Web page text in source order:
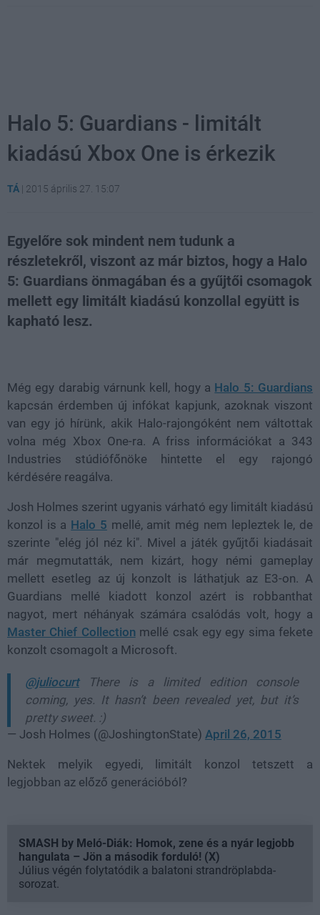
Halo 5: Guardians - limitált
kiadású Xbox One is érkezik
TÁ | 2015 április 27. 15:07
Egyelőre sok mindent nem tudunk a
részletekről, viszont az már biztos, hogy a Halo
5: Guardians önmagában és a gyűjtői csomagok
mellett egy limitált kiadású konzollal együtt is
kapható lesz.
Még egy darabig várnunk kell, hogy a Halo 5: Guardians
kapcsán érdemben új infókat kapjunk, azoknak viszont
van egy jó hírünk, akik Halo-rajongóként nem váltottak
volna még Xbox One-ra. A friss információkat a 343
Industries stúdiófőnöke hintette el egy rajongó
kérdésére reagálva.
Josh Holmes szerint ugyanis várható egy limitált kiadású
konzol is a Halo 5 mellé, amit még nem lepleztek le, de
szerinte "elég jól néz ki". Mivel a játék gyűjtői kiadásait
már megmutatták, nem kizárt, hogy némi gameplay
mellett esetleg az új konzolt is láthatjuk az E3-on. A
Guardians mellé kiadott konzol azért is robbanthat
nagyot, mert néhányak számára csalódás volt, hogy a
Master Chief Collectionmellé csak egy egy sima fekete
konzolt csomagolt a Microsoft.
@juliocurtThere is a limited edition console
coming, yes. It hasn’t been revealed yet, but it’s
pretty sweet. :)
— Josh Holmes (@JoshingtonState) April 26, 2015
Nektek melyik egyedi, limitált konzol tetszett a
legjobban az előző generációból?
SMASH by Meló-Diák: Homok, zene és a nyár legjobb
hangulata – Jön a második forduló! (X)
Július végén folytatódik a balatoni strandröplabda-
sorozat.